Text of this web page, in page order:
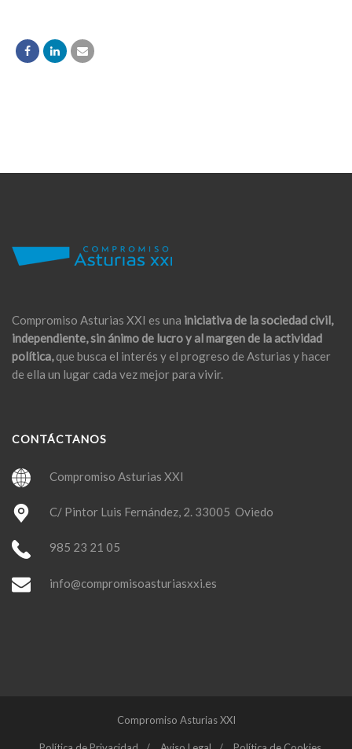
Compromiso Asturias XXI es una iniciativa de la sociedad civil,
independiente, sin ánimo de lucro y al margen de la actividad
política,que busca el interés y el progreso de Asturias y hacer
de ella un lugar cada vez mejor para vivir.
CONTÁCTANOS
Compromiso Asturias XXI
C/ Pintor Luis Fernández, 2. 33005 Oviedo
985 23 21 05
info@compromisoasturiasxxi.es
Compromiso Asturias XXI